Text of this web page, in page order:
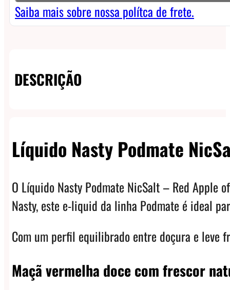
NicSalt
-
quantidade
Saiba mais sobre nossa polítca de frete.
DESCRIÇÃO
Líquido Nasty Podmate
O Líquido Nasty Podmate NicSalt – Red Apple
Nasty, este e-liquid da linha Podmate é ideal
Com um perfil equilibrado entre doçura e leve
Maçã vermelha doce com frescor